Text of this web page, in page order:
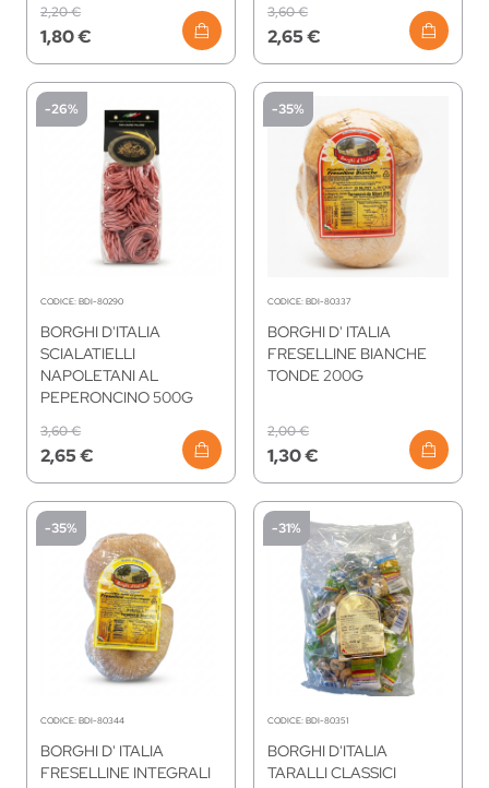
1,80 €
2,20 €
2,65 €
3,60 €
-26%
CODICE: BDI-80290
BORGHI D'ITALIA
SCIALATIELLI
NAPOLETANI AL
PEPERONCINO 500G
2,65 €
3,60 €
-35%
CODICE: BDI-80337
BORGHI D' ITALIA
FRESELLINE BIANCHE
TONDE 200G
1,30 €
2,00 €
-35%
CODICE: BDI-80344
BORGHI D' ITALIA
FRESELLINE INTEGRALI
-31%
CODICE: BDI-80351
BORGHI D'ITALIA
TARALLI CLASSICI